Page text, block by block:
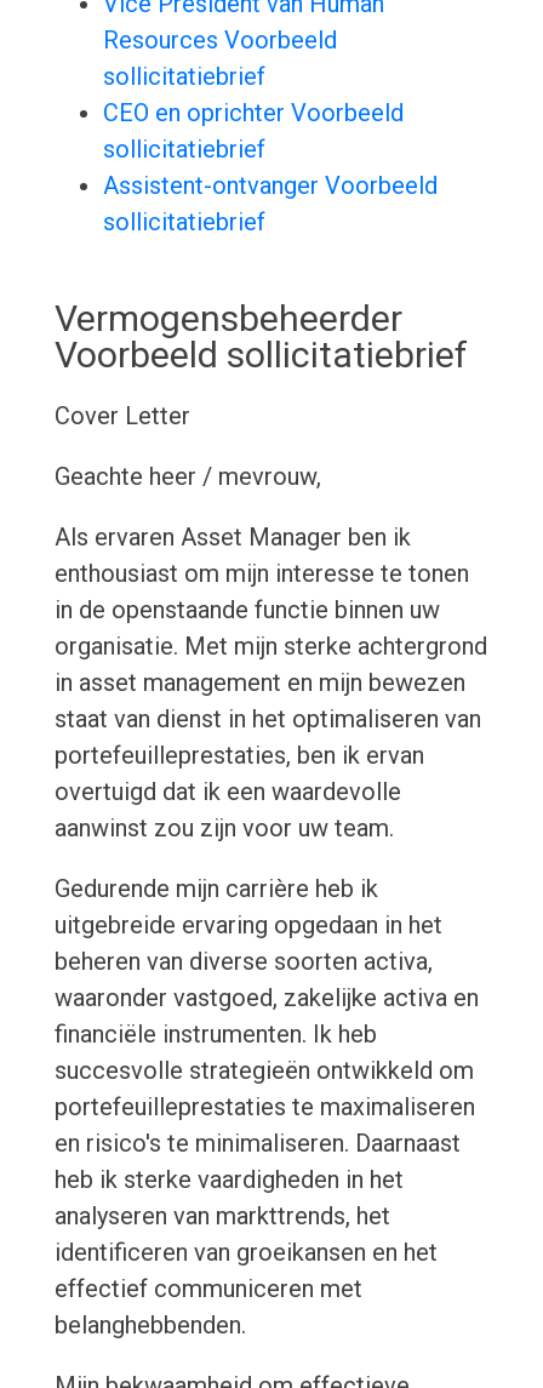
Resources Voorbeeld
sollicitatiebrief
CEO en oprichter Voorbeeld
sollicitatiebrief
Assistent-ontvanger Voorbeeld
sollicitatiebrief
Vermogensbeheerder
Voorbeeld sollicitatiebrief
Cover Letter
Geachte heer / mevrouw,
Als ervaren Asset Manager ben ik
enthousiast om mijn interesse te tonen
in de openstaande functie binnen uw
organisatie. Met mijn sterke achtergrond
in asset management en mijn bewezen
staat van dienst in het optimaliseren van
portefeuilleprestaties, ben ik ervan
overtuigd dat ik een waardevolle
aanwinst zou zijn voor uw team.
Gedurende mijn carrière heb ik
uitgebreide ervaring opgedaan in het
beheren van diverse soorten activa,
waaronder vastgoed, zakelijke activa en
financiële instrumenten. Ik heb
succesvolle strategieën ontwikkeld om
portefeuilleprestaties te maximaliseren
en risico's te minimaliseren. Daarnaast
heb ik sterke vaardigheden in het
analyseren van markttrends, het
identificeren van groeikansen en het
effectief communiceren met
belanghebbenden.